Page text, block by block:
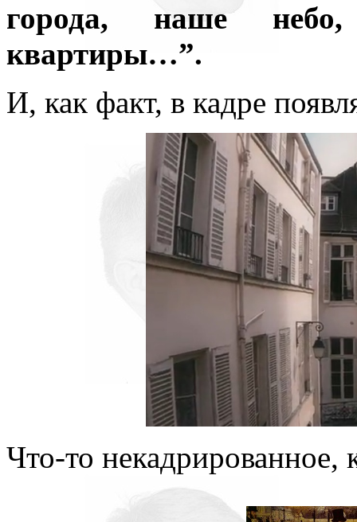
города, наше
квартиры…”.
И, как факт, в кадре
Что-то некадрированное,